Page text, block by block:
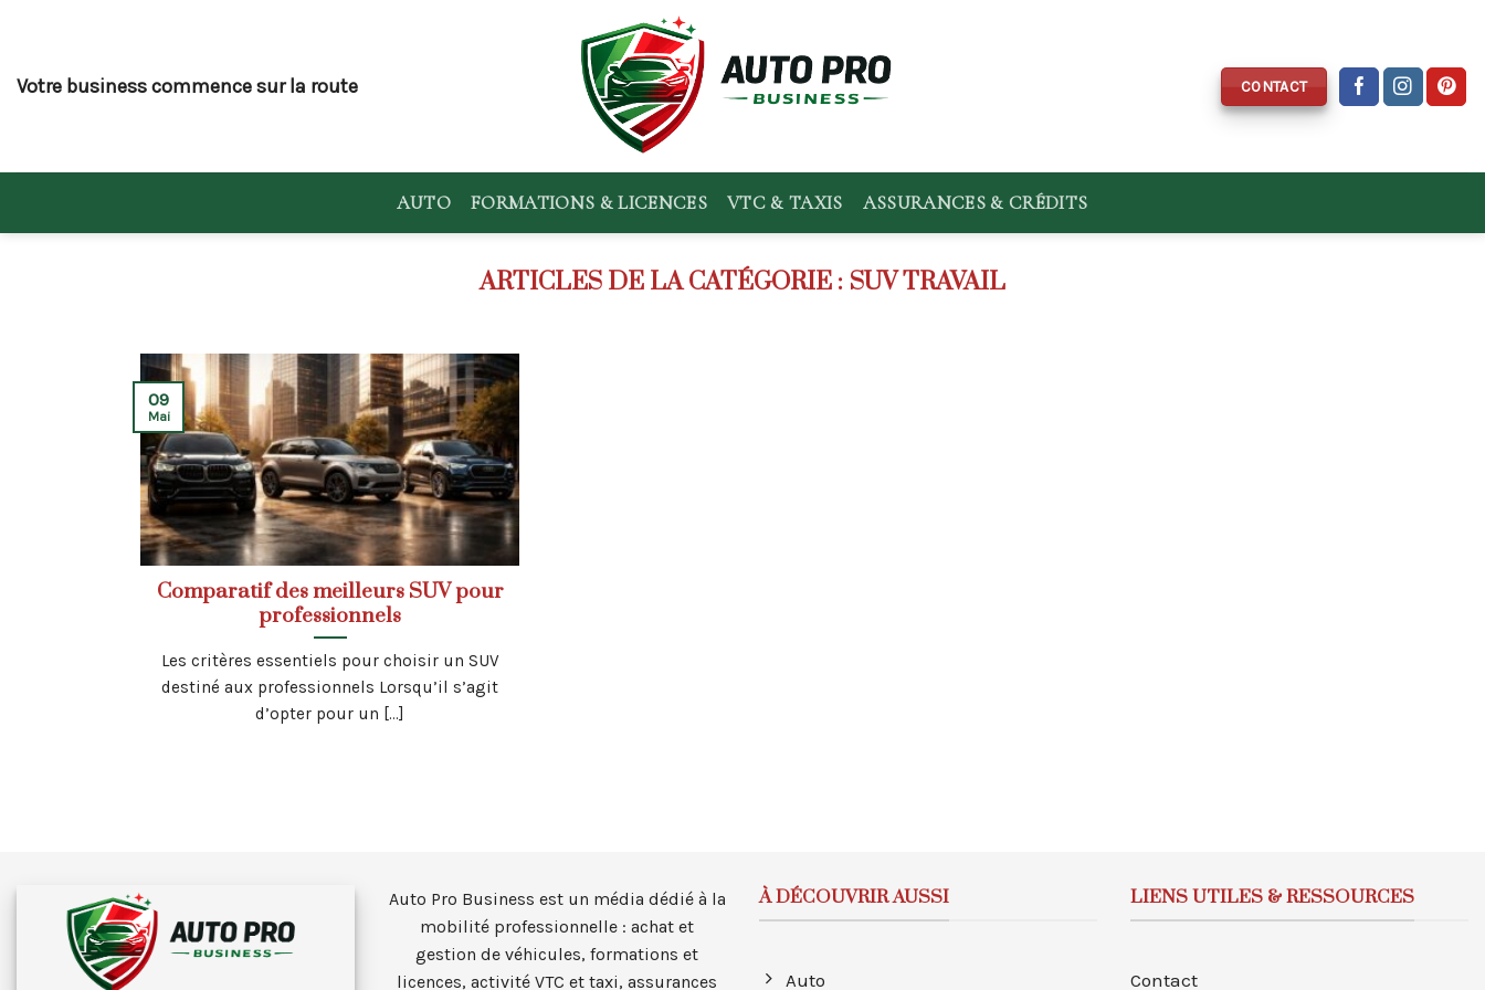
content
Votre business commence sur la route CONTACT
AUTO FORMATIONS & LICENCES VTC & TAXIS ASSURANCES & CRÉDITS
SUV TRAVAIL
Comparatif des meilleurs SUV pour
professionnels
Les critères essentiels pour choisir un SUV
destiné aux professionnels Lorsqu’il s’agit
d’opter pour un [...]
09
Mai
Auto Pro Business est un média dédié à la
mobilité professionnelle : achat et
gestion de véhicules, formations et
licences, activité VTC et taxi, assurances
À DÉCOUVRIR AUSSI
Auto
LIENS UTILES & RESSOURCES
Contact